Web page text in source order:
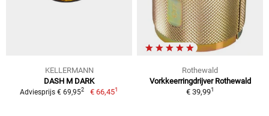
KELLERMANN
DASH M DARK
Adviesprijs € 69,952 € 66,451
Rothewald
Vorkkeerringdrijver Rothewald
€ 39,991